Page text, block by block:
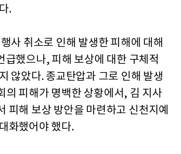
.
사 취소로 인해 발생한 피해에 대해
급했으나, 피해 보상에 대한 구체적
않았다. 종교탄압과 그로 인해 발생
의 피해가 명백한 상황에서, 김 지사
피해 보상 방안을 마련하고 신천지예
화했어야 했다.